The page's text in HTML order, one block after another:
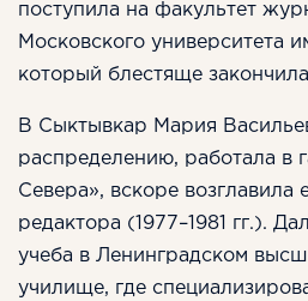
поступила на факультет
Московского университета
который блестяще
В Сыктывкар Мария
распределению, работала в
Севера», вскоре возглавила
редактора (1977–1981 гг.).
учеба в Ленинградском
училище, где